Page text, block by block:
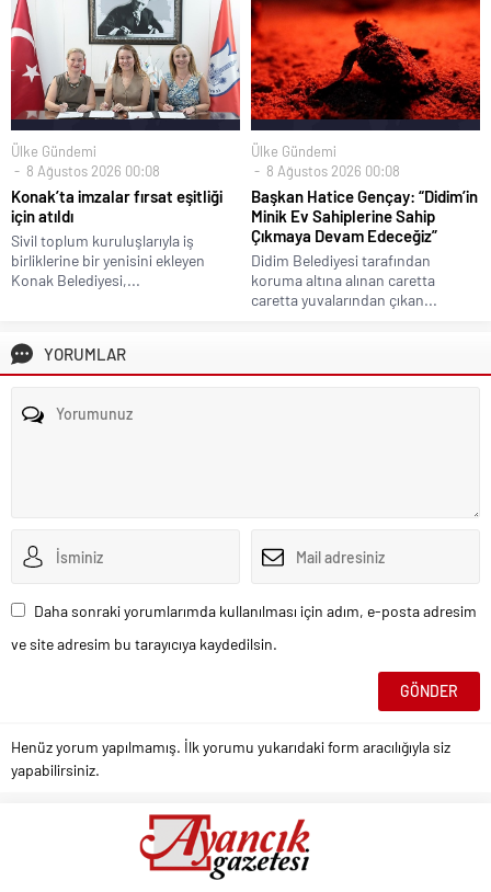
Ülke Gündemi
8 Ağustos 2026 00:08
Konak’ta imzalar fırsat eşitliği
için atıldı
Sivil toplum kuruluşlarıyla iş
birliklerine bir yenisini ekleyen
Konak Belediyesi,...
Ülke Gündemi
8 Ağustos 2026 00:08
Başkan Hatice Gençay: “Didim’in
Minik Ev Sahiplerine Sahip
Çıkmaya Devam Edeceğiz”
Didim Belediyesi tarafından
koruma altına alınan caretta
caretta yuvalarından çıkan...
YORUMLAR
Daha sonraki yorumlarımda kullanılması için adım, e-posta adresim
ve site adresim bu tarayıcıya kaydedilsin.
Henüz yorum yapılmamış. İlk yorumu yukarıdaki form aracılığıyla siz
yapabilirsiniz.